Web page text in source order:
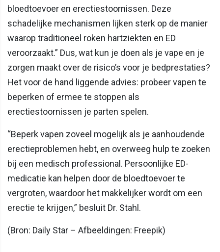
bloedtoevoer en erectiestoornissen. Deze
schadelijke mechanismen lijken sterk op de manier
waarop traditioneel roken hartziekten en ED
veroorzaakt.” Dus, wat kun je doen als je vape en je
zorgen maakt over de risico’s voor je bedprestaties?
Het voor de hand liggende advies: probeer vapen te
beperken of ermee te stoppen als
erectiestoornissen je parten spelen.
“Beperk vapen zoveel mogelijk als je aanhoudende
erectieproblemen hebt, en overweeg hulp te zoeken
bij een medisch professional. Persoonlijke ED-
medicatie kan helpen door de bloedtoevoer te
vergroten, waardoor het makkelijker wordt om een
erectie te krijgen,” besluit Dr. Stahl.
(Bron: Daily Star – Afbeeldingen: Freepik)